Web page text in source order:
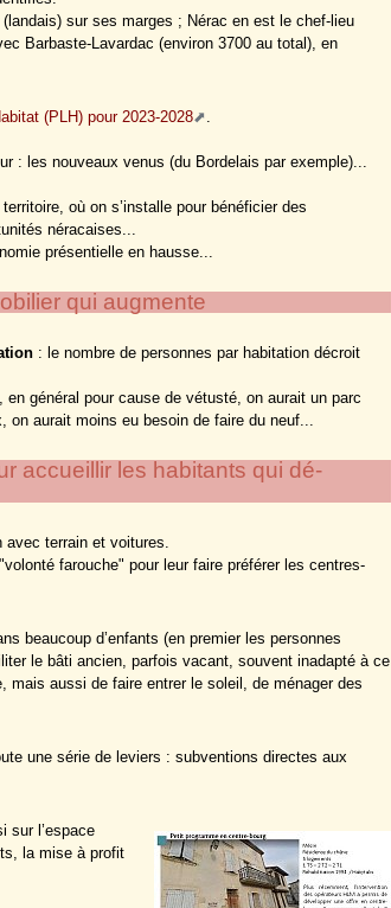
sur ses marges ; Nérac en est le chef-lieu
Barbaste-Lavardac (environ 3700 au total), en
(PLH) pour 2023-2028
.
: les nouveaux venus (du Bordelais par exemple)...
où on s’installe pour bénéficier des
néracaises...
présentielle en hausse...
qui augmente
: le nombre de personnes par habitation décroit
général pour cause de vétusté, on aurait un parc
on aurait moins eu besoin de faire du neuf...
accueillir les habitants qui dé-
avec terrain et voitures.
farouche" pour leur faire préférer les centres-
beaucoup d’enfants (en premier les personnes
le bâti ancien, parfois vacant, souvent inadapté à ce
mais aussi de faire entrer le soleil, de ménager des
une série de leviers : subventions directes aux
sur l’espace
la mise à profit